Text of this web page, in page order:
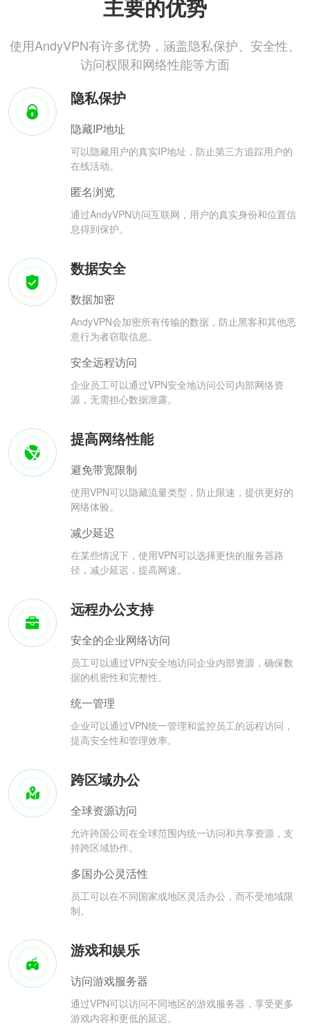
主要的优势
使用AndyVPN有许多优势，涵盖隐私保护、安全性、
访问权限和网络性能等方面
隐私保护
隐藏IP地址
可以隐藏用户的真实IP地址，防止第三方追踪用户的
在线活动。
匿名浏览
通过AndyVPN访问互联网，用户的真实身份和位置信
息得到保护。
数据安全
数据加密
AndyVPN会加密所有传输的数据，防止黑客和其他恶
意行为者窃取信息。
安全远程访问
企业员工可以通过VPN安全地访问公司内部网络资
源，无需担心数据泄露。
提高网络性能
避免带宽限制
使用VPN可以隐藏流量类型，防止限速，提供更好的
网络体验。
减少延迟
在某些情况下，使用VPN可以选择更快的服务器路
径，减少延迟，提高网速。
远程办公支持
安全的企业网络访问
员工可以通过VPN安全地访问企业内部资源，确保数
据的机密性和完整性。
统一管理
企业可以通过VPN统一管理和监控员工的远程访问，
提高安全性和管理效率。
跨区域办公
全球资源访问
允许跨国公司在全球范围内统一访问和共享资源，支
持跨区域协作。
多国办公灵活性
员工可以在不同国家或地区灵活办公，而不受地域限
制。
游戏和娱乐
访问游戏服务器
通过VPN可以访问不同地区的游戏服务器，享受更多
游戏内容和更低的延迟。